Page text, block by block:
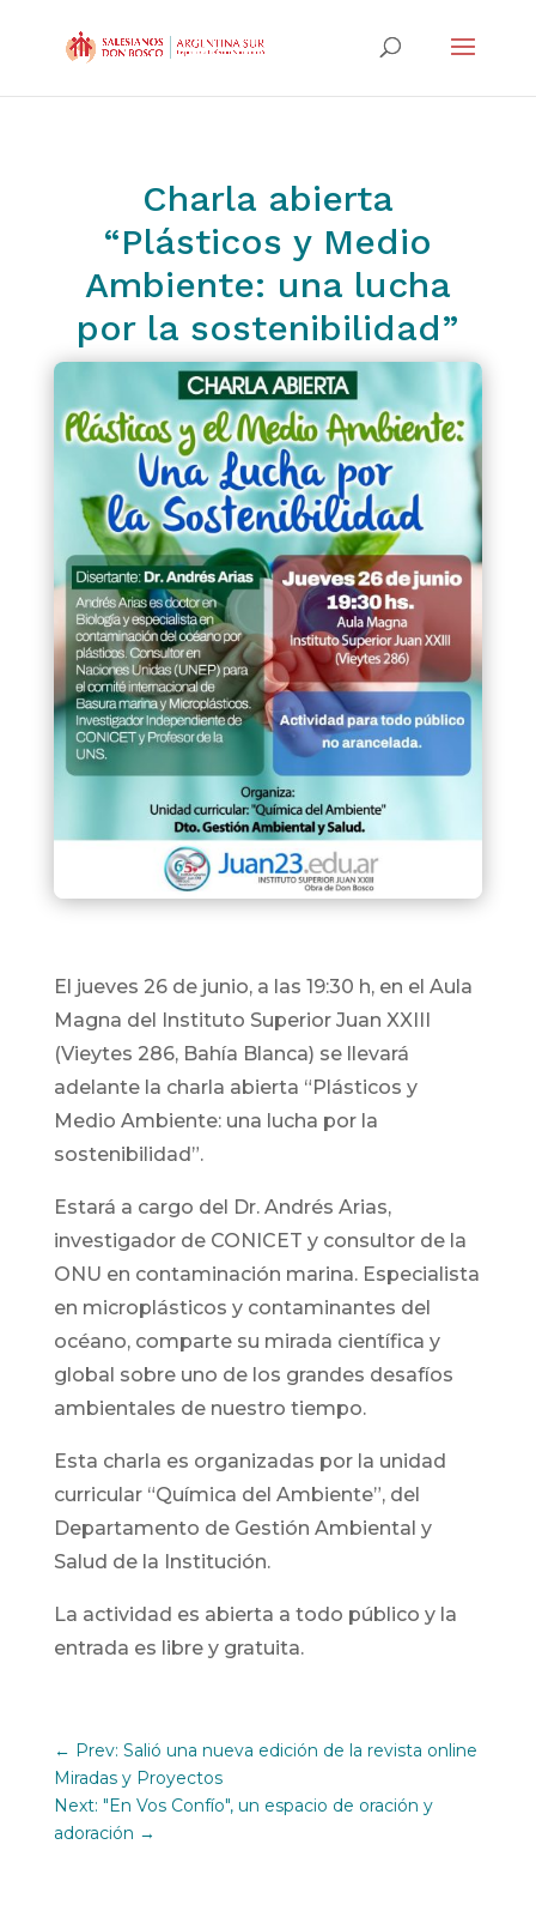
Charla abierta
“Plásticos y Medio
Ambiente: una lucha
por la sostenibilidad”
El jueves 26 de junio, a las 19:30 h, en el Aula
Magna del Instituto Superior Juan XXIII
(Vieytes 286, Bahía Blanca)⁣ se llevará
adelante la charla abierta “Plásticos y
Medio Ambiente: una lucha por la
sostenibilidad”.
Estará a cargo del Dr. Andrés Arias,
investigador de CONICET y consultor de la
ONU en contaminación marina. Especialista
en microplásticos y contaminantes del
océano, comparte su mirada científica y
global sobre uno de los grandes desafíos
ambientales de nuestro tiempo.⁣
Esta charla es organizadas por la unidad
curricular “Química del Ambiente”, del
Departamento de Gestión Ambiental y
Salud de la Institución.
La actividad es abierta a todo público y la
entrada es libre y gratuita.
← Prev: Salió una nueva edición de la revista online
Miradas y Proyectos
Next: "En Vos Confío", un espacio de oración y
adoración →